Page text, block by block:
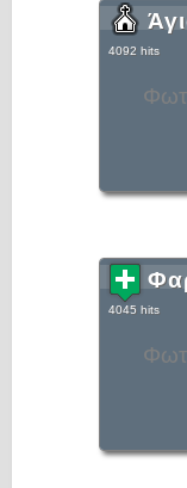
4092 hits
4045 hits